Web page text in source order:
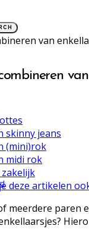
skinny jeans
(mini)rok
midi rok
deze artikelen
meerdere paren